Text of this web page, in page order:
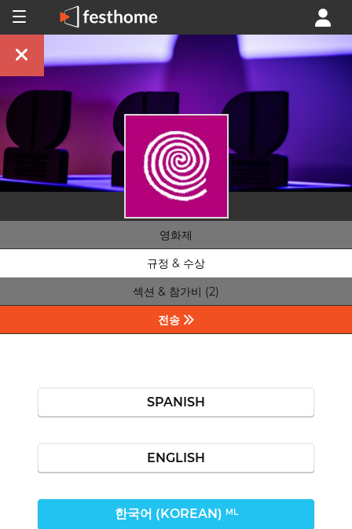
영화제
규정 & 수상
섹션 & 참가비 (2)
전송
SPANISH
ENGLISH
한국어 (KOREAN) ML